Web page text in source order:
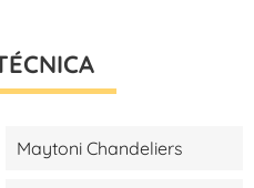
Maytoni Chandeliers